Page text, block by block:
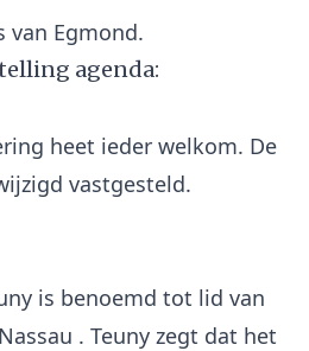
agenda:
heet ieder welkom. De
is benoemd tot lid van
. Teuny zegt dat het